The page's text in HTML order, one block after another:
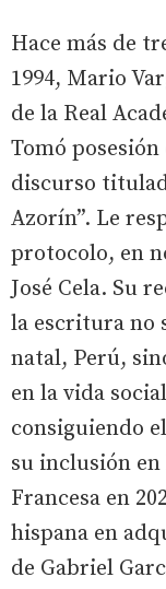
Hace más de
1994, Mario
de la Real
Tomó posesión
discurso
Azorín”. Le
protocolo, en
José Cela. Su
la escritura no
natal, Perú,
en la vida
consiguiendo
su inclusión
Francesa en
hispana en
de Gabriel